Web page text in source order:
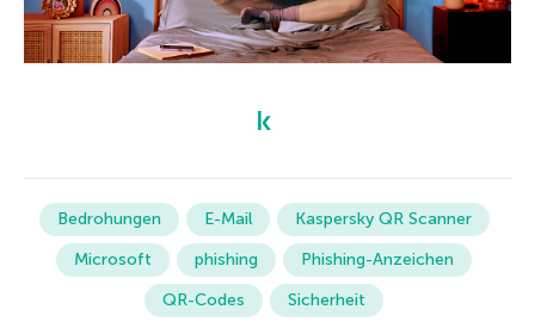
Bedrohungen E-Mail
Kaspersky QR Scanner
Microsoft
phishing
Phishing-Anzeichen
QR-Codes
Sicherheit